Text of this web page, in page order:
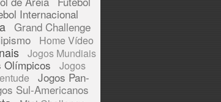
Internacional
Grand Challenge
Home Vídeo
Jogos Mundiais
Olímpicos
Jogos
Jogos Pan-
Sul-Americanos